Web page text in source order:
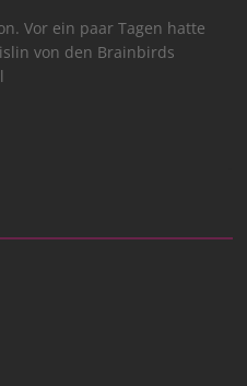
Vor ein paar Tagen hatte
von den Brainbirds